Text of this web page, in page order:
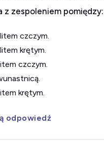
z zespoleniem pomiędzy:
czczym.
krętym.
czczym.
krętym.
odpowiedź